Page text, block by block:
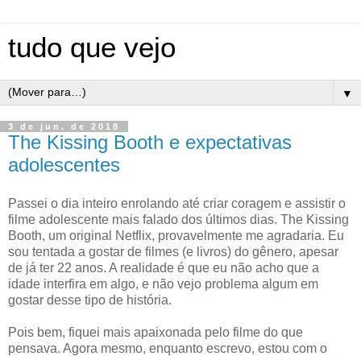
tudo que vejo
▼
3 de jun. de 2018
The Kissing Booth e expectativas
adolescentes
Passei o dia inteiro enrolando até criar coragem e assistir o
filme adolescente mais falado dos últimos dias. The Kissing
Booth, um original Netflix, provavelmente me agradaria. Eu
sou tentada a gostar de filmes (e livros) do gênero, apesar
de já ter 22 anos. A realidade é que eu não acho que a
idade interfira em algo, e não vejo problema algum em
gostar desse tipo de história.
Pois bem, fiquei mais apaixonada pelo filme do que
pensava. Agora mesmo, enquanto escrevo, estou com o